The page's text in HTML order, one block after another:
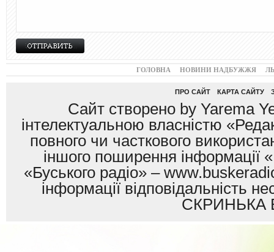
ГОЛОВНА НОВИНИ НАДБУЖЖЯ
ПРО САЙТ КАРТА САЙТУ
Сайт створено by Yarema
інтелектуальною власністю
повного чи часткового
іншого поширення інформації
«Буського радіо» –
інформації
СКРИНЬКА